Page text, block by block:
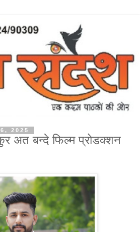
2025
अत बन्दे फिल्म प्रोडक्शन